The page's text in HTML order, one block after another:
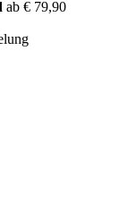
ab € 79,90